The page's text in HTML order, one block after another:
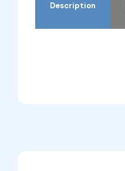
Description